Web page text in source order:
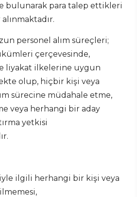
bulunarak para talep ettikleri
personel alım süreçleri;
çerçevesinde,
liyakat ilkelerine uygun
olup, hiçbir kişi veya
sürecine müdahale etme,
veya herhangi bir aday
yetkisi
ilgili herhangi bir kişi veya